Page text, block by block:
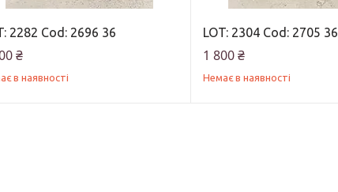
2282 Cod: 2696 36
₴
в наявності
LOT: 2304 Cod: 2705 36
1 800 ₴
Немає в наявності